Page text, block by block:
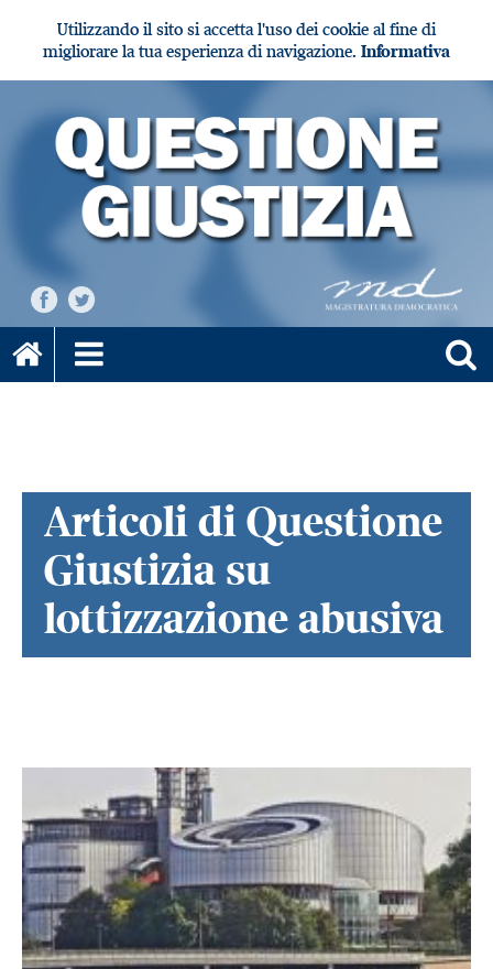
Utilizzando il sito si accetta l'uso dei cookie al fine di
migliorare la tua esperienza di navigazione. Informativa
Articoli di Questione
Giustizia su
lottizzazione abusiva